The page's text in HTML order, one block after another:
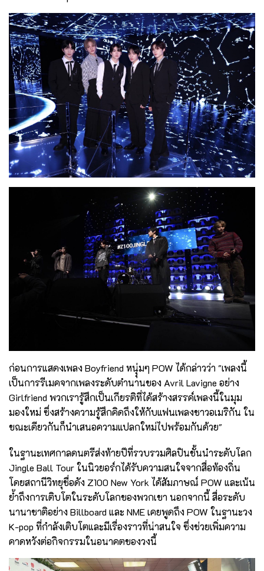
ก่อนการแสดงเพลง Boyfriend หนุุ่มๆ POW ได้กล่าวว่า "เพลงนี้
เป็นการรีเมคจากเพลงระดับตำนานของ Avril Lavigne อย่าง
Girlfriend พวกเรารู้สึกเป็นเกียรติที่ได้สร้างสรรค์เพลงนี้ในมุม
มองใหม่ ซึ่งสร้างความรู้สึกคิดถึงให้กับแฟนเพลงชาวอเมริกัน ใน
ขณะเดียวกันก็นำเสนอความแปลกใหม่ไปพร้อมกันด้วย"
ในฐานะเทศกาลดนตรีส่งท้ายปีที่รวบรวมศิลปินชั้นนำระดับโลก
Jingle Ball Tour ในนิวยอร์กได้รับความสนใจจากสื่อท้องถิ่น
โดยสถานีวิทยุชื่อดัง Z100 New York ได้สัมภาษณ์ POW และเน้น
ย้ำถึงการเติบโตในระดับโลกของพวกเขา นอกจากนี้ สื่อระดับ
นานาชาติอย่าง Billboard และ NME เคยพูดถึง POW ในฐานะวง
K-pop ที่กำลังเติบโตและมีเรื่องราวที่น่าสนใจ ซึ่งช่วยเพิ่มความ
คาดหวังต่อกิจกรรมในอนาคตของวงนี้